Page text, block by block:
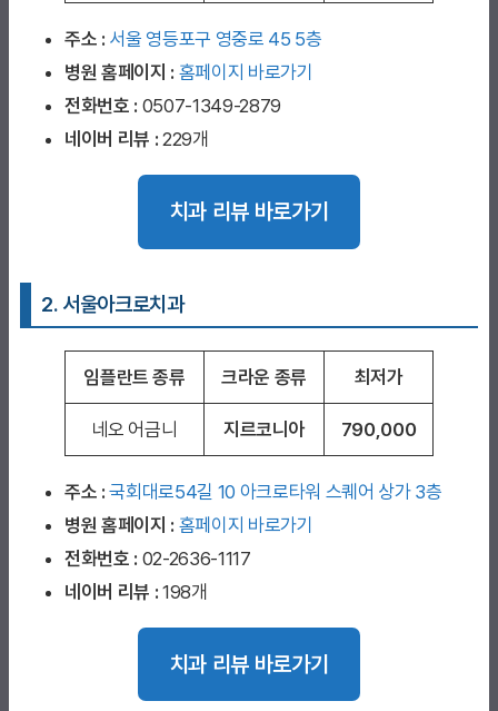
주소 : 서울 영등포구 영중로 45 5층
병원 홈페이지 : 홈페이지 바로가기
전화번호 : 0507-1349-2879
네이버 리뷰 : 229개
치과 리뷰 바로가기
2. 서울아크로치과
임플란트 종류 크라운 종류 최저가
네오 어금니 지르코니아 790,000
주소 :국회대로54길 10 아크로타워 스퀘어 상가 3층
병원 홈페이지 : 홈페이지 바로가기
전화번호 : 02-2636-1117
네이버 리뷰 : 198개
치과 리뷰 바로가기